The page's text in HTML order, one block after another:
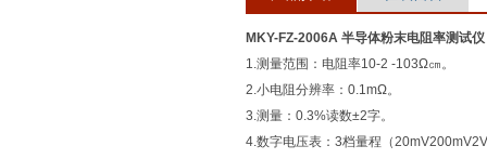
MKY-FZ-2006A 半导体粉末电阻率测试仪
1.测量范围：电阻率10-2 -103Ω㎝。
2.小电阻分辨率：0.1mΩ。
3.测量：0.3%读数±2字。
4.数字电压表：3档量程（